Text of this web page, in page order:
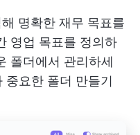
명확한 재무 목표를
영업 목표를 정의하
폴더에서 관리하세
중요한 폴더 만들기